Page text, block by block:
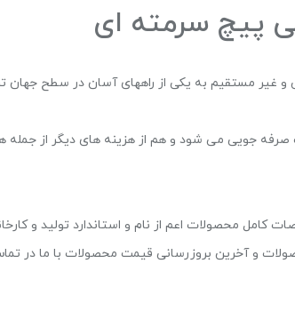
پیچ سرمته ای
و غیر مستقیم به یکی از راههای آسان در سطح
صرفه جویی می شود و هم از هزینه های دیگر از جمله
کامل محصولات اعم از نام و استاندارد تولید و
و آخرین بروزرسانی قیمت محصولات با ما در